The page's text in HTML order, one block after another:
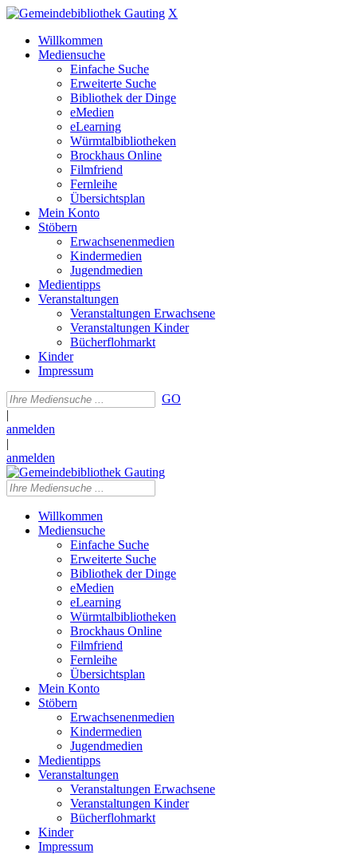
X
Willkommen
Mediensuche
Einfache Suche
Erweiterte Suche
Bibliothek der Dinge
eMedien
eLearning
Würmtalbibliotheken
Brockhaus Online
Filmfriend
Fernleihe
Übersichtsplan
Mein Konto
Stöbern
Erwachsenenmedien
Kindermedien
Jugendmedien
Medientipps
Veranstaltungen
Veranstaltungen Erwachsene
Veranstaltungen Kinder
Bücherflohmarkt
Kinder
Impressum
GO
|
anmelden
|
anmelden
Willkommen
Mediensuche
Einfache Suche
Erweiterte Suche
Bibliothek der Dinge
eMedien
eLearning
Würmtalbibliotheken
Brockhaus Online
Filmfriend
Fernleihe
Übersichtsplan
Mein Konto
Stöbern
Erwachsenenmedien
Kindermedien
Jugendmedien
Medientipps
Veranstaltungen
Veranstaltungen Erwachsene
Veranstaltungen Kinder
Bücherflohmarkt
Kinder
Impressum